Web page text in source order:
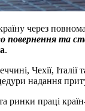
через
та
.
Чехії, Італії
надання
ринки праці